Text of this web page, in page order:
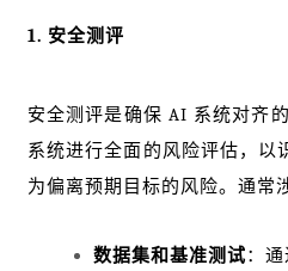
1. 安全测评
安全测评是确保 AI 系统对齐
系统进行全面的风险评估，以
为偏离预期目标的风险。通常
数据集和基准测试：